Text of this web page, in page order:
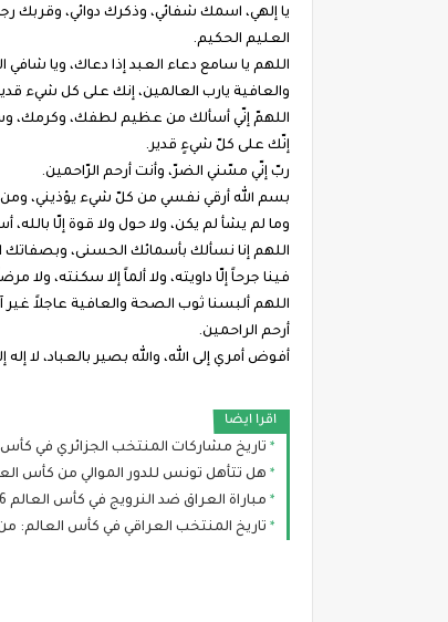
يا إلهي، اسمك شفائي، وذكرك دوائي، وقربك
العليم الحكيم.
اللهم يا سامع دعاء العبد إذا دعاك، ويا
والعافية يارب العالمين، إنك على كل شيء
اللهمّ إنّي أسألك من عظيم لطفك، وكرمك،
إنّك على كلّ شيءٍ قدير.
ربّ إنّي مسّني الضرّ، وأنت أرحم الرّاحمين.
بسم الله أرقي نفسي من كلّ شيء يؤذيني،
وما لم يشأ لم يكن، ولا حول ولا قوة إلّا
اللهم إنا نسألك بأسمائك الحسنى، وبصفاتك
فينا جرحاً إلّا داويته، ولا ألماً إلا سكنته، ولا
اللهم ألبسنا ثوب الصحة والعافية عاجلاً
أرحم الراحمين.
أفوض أمري إلى الله، والله بصير بالعباد، لا
اقرا ايضا
تاريخ مشاركات المنتخب الجزائري في كأس
هل تتأهل تونس للدور الموالي من كأس العالم 2026؟ سيناريوهات رينارد بعد صدمة
مباراة العراق ضد النرويج في كأس العالم 2026: الموعد، التشكيلة المتوقعة والقنوات الناقلة
تاريخ المنتخب العراقي في كأس العالم: من أمجاد 1986 إلى طموح